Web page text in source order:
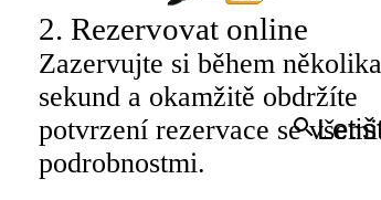
2. Rezervovat online
Zazervujte si během několika
sekund a okamžitě obdržíte
potvrzení rezervace se všemi
podrobnostmi.